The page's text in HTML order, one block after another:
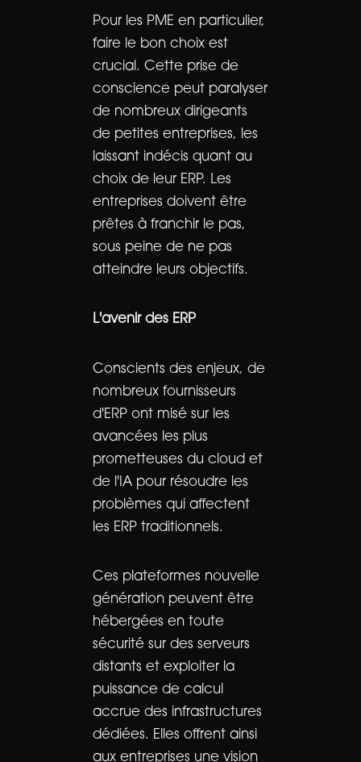
Pour les PME en particulier,
faire le bon choix est
crucial. Cette prise de
conscience peut paralyser
de nombreux dirigeants
de petites entreprises, les
laissant indécis quant au
choix de leur ERP. Les
entreprises doivent être
prêtes à franchir le pas,
sous peine de ne pas
atteindre leurs objectifs.
L'avenir des ERP
Conscients des enjeux, de
nombreux fournisseurs
d'ERP ont misé sur les
avancées les plus
prometteuses du cloud et
de l'IA pour résoudre les
problèmes qui affectent
les ERP traditionnels.
Ces plateformes nouvelle
génération peuvent être
hébergées en toute
sécurité sur des serveurs
distants et exploiter la
puissance de calcul
accrue des infrastructures
dédiées. Elles offrent ainsi
aux entreprises une vision